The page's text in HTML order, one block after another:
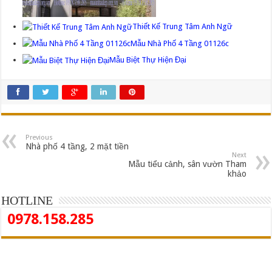
Thiết Kế Trung Tâm Anh Ngữ
Mẫu Nhà Phố 4 Tầng 01126c
Mẫu Biệt Thự Hiện Đại
Previous
Nhà phố 4 tầng, 2 mặt tiền
Next
Mẫu tiểu cảnh, sân vườn Tham
khảo
HOTLINE
0978.158.285